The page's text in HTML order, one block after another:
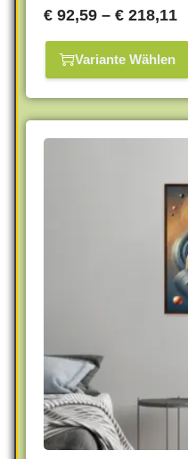
€ 92,59 – € 218,11
Variante Wählen